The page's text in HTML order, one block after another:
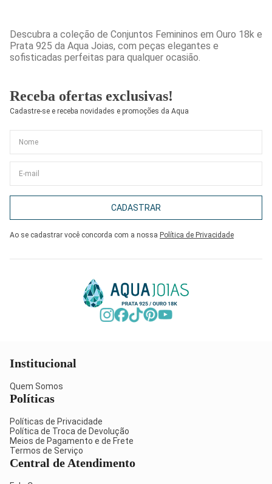
Descubra a coleção de Conjuntos Femininos em Ouro 18k e
Prata 925 da Aqua Joias, com peças elegantes e
sofisticadas perfeitas para qualquer ocasião.
Receba ofertas exclusivas!
Cadastre-se e receba novidades e promoções da Aqua
CADASTRAR
Ao se cadastrar você concorda com a nossa Política de Privacidade
Institucional
Quem Somos
Políticas
Políticas de Privacidade
Política de Troca de Devolução
Meios de Pagamento e de Frete
Termos de Serviço
Central de Atendimento